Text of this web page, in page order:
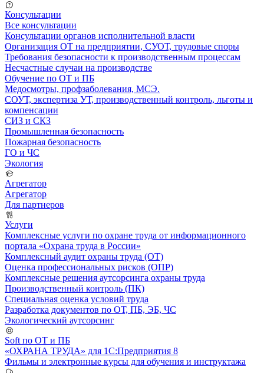
Консультации
Все консультации
Консультации органов исполнительной власти
Организация ОТ на предприятии, СУОТ, трудовые споры
Требования безопасности к производственным процессам
Несчастные случаи на производстве
Обучение по ОТ и ПБ
Медосмотры, профзаболевания, МСЭ.
СОУТ, экспертиза УТ, производственный контроль, льготы и
компенсации
СИЗ и СКЗ
Промышленная безопасность
Пожарная безопасность
ГО и ЧС
Экология
Агрегатор
Агрегатор
Для партнеров
Услуги
Комплексные услуги по охране труда от информационного
портала «Охрана труда в России»
Комплексный аудит охраны труда (ОТ)
Оценка профессиональных рисков (ОПР)
Комплексные решения аутсорсинга охраны труда
Производственный контроль (ПК)
Специальная оценка условий труда
Разработка документов по ОТ, ПБ, ЭБ, ЧС
Экологический аутсорсинг
Soft по ОТ и ПБ
«ОХРАНА ТРУДА» для 1С:Предприятия 8
Фильмы и электронные курсы для обучения и инструктажа